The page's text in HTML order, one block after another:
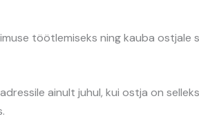
töötlemiseks ning kauba
ainult juhul, kui ostja on